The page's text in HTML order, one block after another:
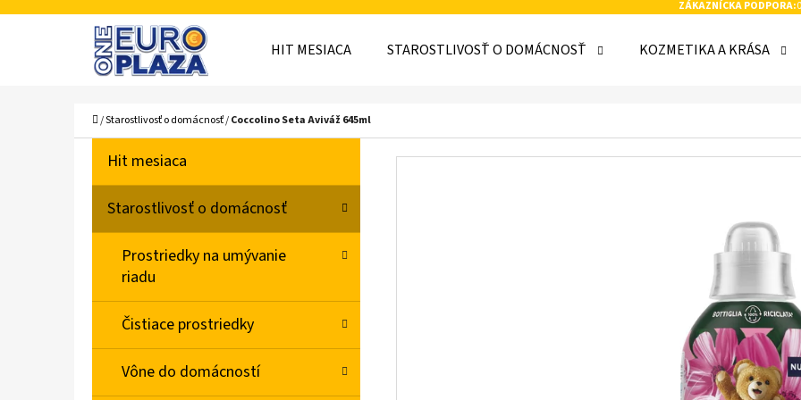
Prejsť
ZÁKAZNÍCKA PODPORA:
HIT MESIACA STAROSTLIVOSŤ O DOMÁCNOSŤ KOZMETIKA A KRÁSA
Domov
/Starostlivosť o domácnosť/Coccolino Seta Aviváž 645ml
N
N
Preskočiť
kategórie
G
Hit mesiaca
Starostlivosť o domácnosť
Prostriedky na umývanie
riadu
Čistiace prostriedky
Vône do domácností
K
Späť
Späť
ČO POTREBUJETE NÁJSŤ?